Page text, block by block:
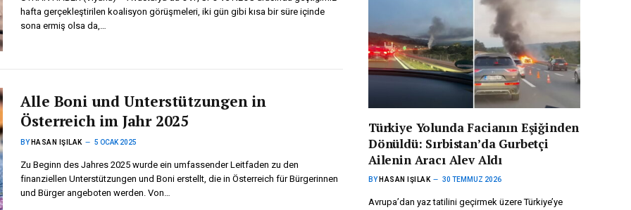
hafta gerçekleştirilen koalisyon görüşmeleri, iki gün gibi kısa bir süre içinde
sona ermiş olsa da,…
Alle Boni und Unterstützungen in
Österreich im Jahr 2025
BY HASAN IŞILAK 5 OCAK 2025
Zu Beginn des Jahres 2025 wurde ein umfassender Leitfaden zu den
finanziellen Unterstützungen und Boni erstellt, die in Österreich für Bürgerinnen
und Bürger angeboten werden. Von…
Türkiye Yolunda Facianın Eşiğinden
Dönüldü: Sırbistan’da Gurbetçi
Ailenin Aracı Alev Aldı
BY HASAN IŞILAK 30 TEMMUZ 2026
Avrupa’dan yaz tatilini geçirmek üzere Türkiye’ye